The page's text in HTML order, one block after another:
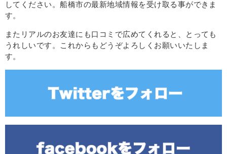
してください。船橋市の最新地域情報を受け取る事ができま
す。
またリアルのお友達にも口コミで広めてくれると、とっても
うれしいです。これからもどうぞよろしくお願いいたしま
す。